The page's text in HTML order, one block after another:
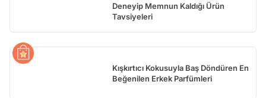
Deneyip Memnun Kaldığı Ürün
Tavsiyeleri
Kışkırtıcı Kokusuyla Baş Döndüren En
Beğenilen Erkek Parfümleri